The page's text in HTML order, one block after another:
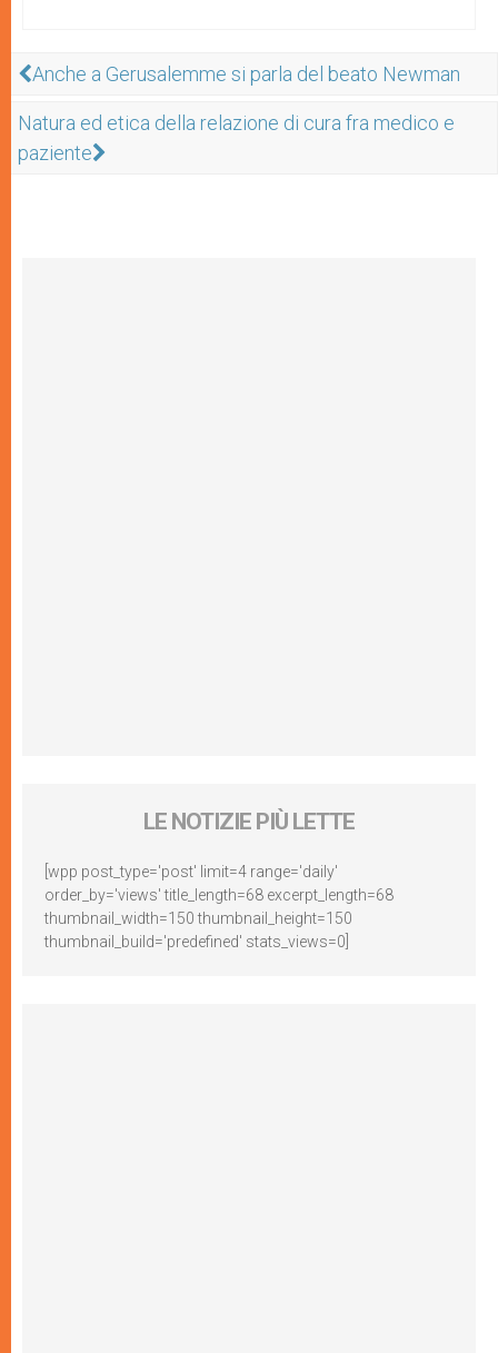
Anche a Gerusalemme si parla del beato Newman
Natura ed etica della relazione di cura fra medico e
paziente
LE NOTIZIE PIÙ LETTE
[wpp post_type='post' limit=4 range='daily'
order_by='views' title_length=68 excerpt_length=68
thumbnail_width=150 thumbnail_height=150
thumbnail_build='predefined' stats_views=0]